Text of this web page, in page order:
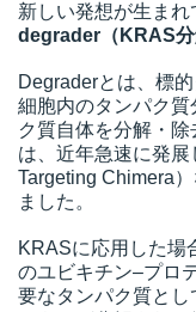
新しい発想が生ま
degrader（KRAS分
Degraderとは、標
細胞内のタンパク
ク質自体を分解・
は、近年急速に発
Targeting Chimera
ました。
KRASに応用した場
のユビキチン–プロ
要なタンパク質と